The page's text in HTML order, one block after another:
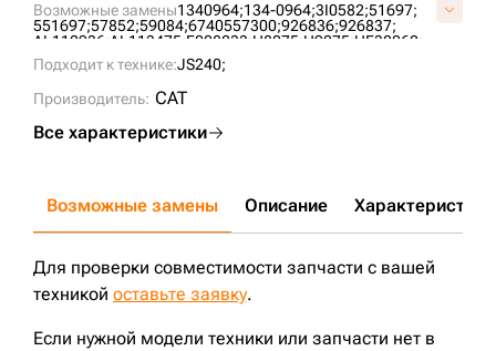
Возможные замены1340964;134-0964;3I0582;51697;
551697;57852;59084;6740557300;926836;926837;
AL112936;AL113475;F008233;H8075;H9075;HF30262;
HF7070;
HF8070;LH4166;
Подходит к технике:JS240;
Производитель: CAT
Все характеристики
Возможные замены Описание Характеристики
Для проверки совместимости запчасти с вашей
техникой оставьте заявку.
Если нужной модели техники или запчасти нет в